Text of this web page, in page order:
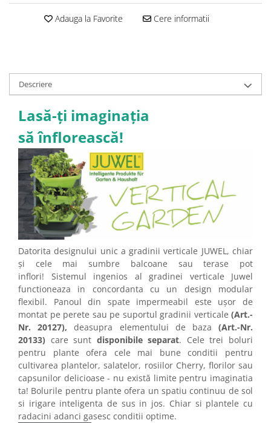
Adauga la Favorite Cere informatii
Descriere
Lasă-ți imaginația
să înflorească!
Datorita designului unic a gradinii verticale JUWEL, chiar
și cele mai sumbre balcoane sau terase pot
inflori! Sistemul ingenios al gradinei verticale Juwel
functioneaza in concordanta cu un design modular
flexibil. Panoul din spate impermeabil este ușor de
montat pe perete sau pe suportul gradinii verticale (Art.-
Nr. 20127), deasupra elementului de baza(Art.-Nr.
20133) care sunt disponibile separat. Cele trei boluri
pentru plante ofera cele mai bune conditii pentru
cultivarea plantelor, salatelor, rosiilor Cherry, florilor sau
capsunilor delicioase - nu există limite pentru imaginatia
ta! Bolurile pentru plante ofera un spatiu continuu de sol
si irigare inteligenta de sus in jos. Chiar si plantele cu
radacini adanci gasesc conditii optime.